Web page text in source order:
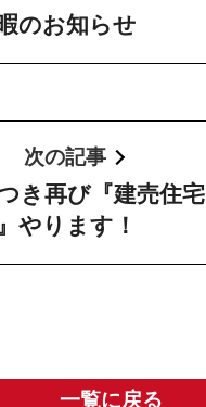
のお知らせ
次の記事
き再び『建売住宅
やります！
一覧に戻る